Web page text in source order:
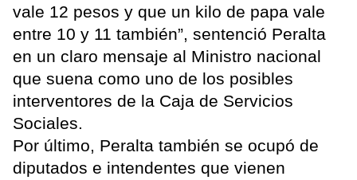
vale 12 pesos y que un kilo de papa vale
entre 10 y 11 también”, sentenció Peralta
en un claro mensaje al Ministro nacional
que suena como uno de los posibles
interventores de la Caja de Servicios
Sociales.
Por último, Peralta también se ocupó de
diputados e intendentes que vienen